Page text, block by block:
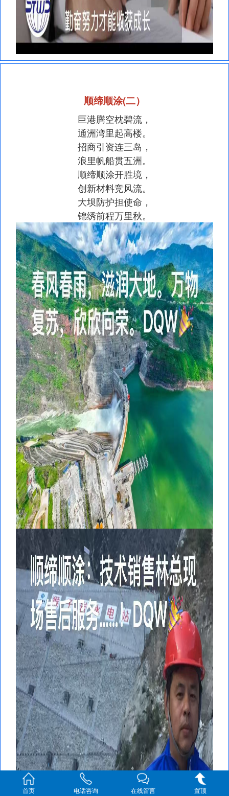
顺缔顺涂(二）
巨港腾空枕碧流，
通洲湾里起高楼。
招商引资连三岛，
浪里帆船贯五洲。
顺缔顺涂开胜境，
创新材料竞风流。
大坝防护担使命，
锦绣前程万里秋。
首页 电话咨询 在线留言 置顶